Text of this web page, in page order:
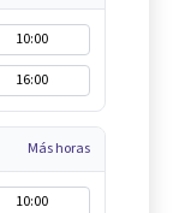
10:00
16:00
Más horas
10:00